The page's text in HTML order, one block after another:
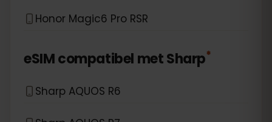
Honor Magic6 Pro RSR
eSIM compatibel metSharp*
Sharp AQUOS R6